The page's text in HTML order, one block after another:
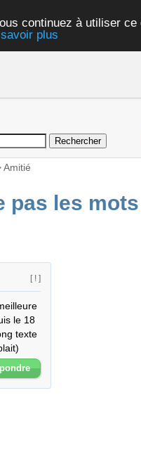
continuez à utiliser ce
plus
Amitié
pas les mots
[ ! ]
le 18
texte